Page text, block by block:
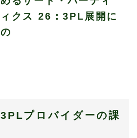
クス 26：3PL展開に
プロバイダーの課